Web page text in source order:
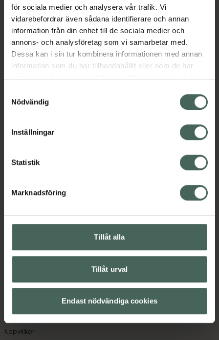
för sociala medier och analysera vår trafik. Vi
vidarebefordrar även sådana identifierare och annan
information från din enhet till de sociala medier och
annons- och analysföretag som vi samarbetar med.
Dessa kan i sin tur kombinera informationen med annan
information som du har tillhandahållit eller som de har
samlat in när du har använt deras tjänster. Samtycke till
återkalla ditt samtycke via webbplatsens
cookieinställningar. Ett återkallat samtycke påverkar inte
lagligheten av behandling som skett innan återkallelsen.
Nödvändig
Inställningar
Statistik
Marknadsföring
Tillåt alla
Tillåt urval
Endast nödvändiga cookies
Beskrivning Dölj
Läs alltid bipacksedeln innan
användning.
EAN:07046261910019
syd till Lappland i norr, och online i mobilen och på
hjälpa just dig att må lite bättre. Välkommen att prata
Kundservice
Vanliga frågor
Leverans, betalning och retur
App
Köpvillkor